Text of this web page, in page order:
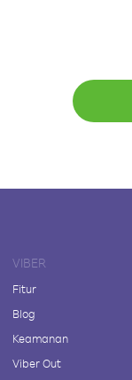
VIBER
Fitur
Blog
Keamanan
Viber Out